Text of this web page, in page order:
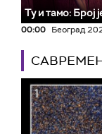
Ту и тамо: Број
00:00 Београд